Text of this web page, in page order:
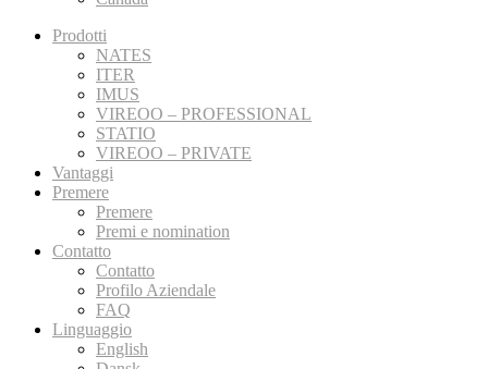
Prodotti
NATES
ITER
IMUS
VIREOO – PROFESSIONAL
STATIO
VIREOO – PRIVATE
Vantaggi
Premere
Premere
Premi e nomination
Contatto
Contatto
Profilo Aziendale
FAQ
Linguaggio
English